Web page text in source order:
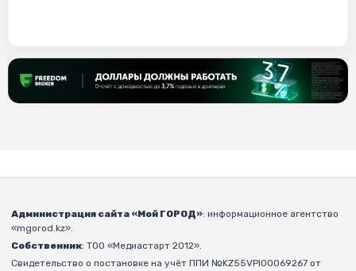
Администрация сайта «Мой ГОРОД»: информационное агентство
«mgorod.kz».
Собственник: ТОО «Медиастарт 2012».
Свидетельство о постановке на учёт ППИ №KZ55VPI00069267 от